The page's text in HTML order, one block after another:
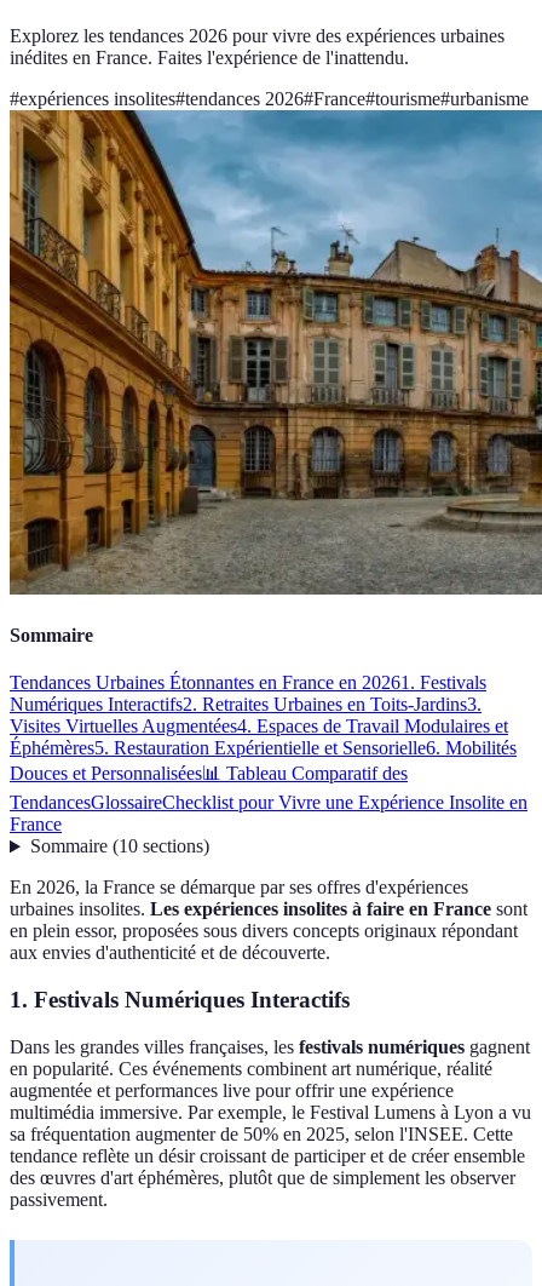
Explorez les tendances 2026 pour vivre des expériences urbaines
inédites en France. Faites l'expérience de l'inattendu.
#expériences insolites#tendances 2026#France#tourisme#urbanisme
Sommaire
Tendances Urbaines Étonnantes en France en 20261. Festivals
Numériques Interactifs2. Retraites Urbaines en Toits-Jardins3.
Visites Virtuelles Augmentées4. Espaces de Travail Modulaires et
Éphémères5. Restauration Expérientielle et Sensorielle6. Mobilités
Douces et Personnalisées📊 Tableau Comparatif des
TendancesGlossaireChecklist pour Vivre une Expérience Insolite en
France
Sommaire(10 sections)
En 2026, la France se démarque par ses offres d'expériences
urbaines insolites. Les expériences insolites à faire en France sont
en plein essor, proposées sous divers concepts originaux répondant
aux envies d'authenticité et de découverte.
1. Festivals Numériques Interactifs
Dans les grandes villes françaises, les festivals numériques gagnent
en popularité. Ces événements combinent art numérique, réalité
augmentée et performances live pour offrir une expérience
multimédia immersive. Par exemple, le Festival Lumens à Lyon a vu
sa fréquentation augmenter de 50% en 2025, selon l'INSEE. Cette
tendance reflète un désir croissant de participer et de créer ensemble
des œuvres d'art éphémères, plutôt que de simplement les observer
passivement.